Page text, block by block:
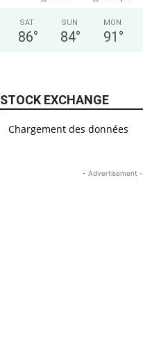
SAT
86°
SUN
84°
MON
91 °
STOCK EXCHANGE
Chargement des données
- Advertisement -